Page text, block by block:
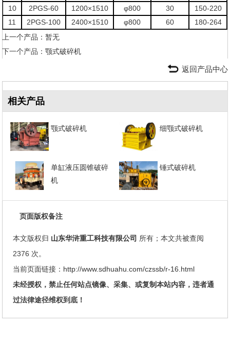
10
2PGS-60 1200×1510 φ800 30
150-220
11
2PGS-100 2400×1510 φ800 60
180-264
上一个产品：暂无
下一个产品：颚式破碎机
返回产品中心
相关产品
颚式破碎机 细颚式破碎机
单缸液压圆锥破碎
机
锤式破碎机
页面版权备注
本文版权归 山东华浒重工科技有限公司 所有；本文共被查阅
2376 次。
当前页面链接： http://www.sdhuahu.com/czssb/r-16.html
未经授权，禁止任何站点镜像、采集、或复制本站内容，违者通
过法律途径维权到底！